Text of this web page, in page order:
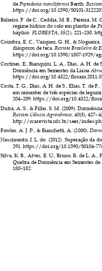
de Piptadenia moniliformis Benth.
https://doi.org/10.1590/S0101-
Balieiro, F. de C., Ceddia, M. B., Pereira, M.
regime hídrico do solo em plantio de
háplico. FLORESTA, 35(2), 221–230.
Coimbra, E. C., Vazquez, G. H., & Nogueira,
diásporos de teca. Revista Brasileira de
https://doi.org/10.1590/1807-1929/
Cortines, E., Bianquini, L. A., Dias, A. H. de
Dormência em Sementes da Liana
https://doi.org/10.4322/floram.2011
Costa, T. G., Dias, A. H. de S., Elias, T. de F.,
em sementes de três espécies de legumi
204–209. https://doi.org/10.4322/
Dutra, A. S., & Filho, S. M. (2009).
Revista Ciência Agronômica, 40(3), 427–
http://ccarevista.ufc.br/seer/index.ph
Fowler, A. J. P., & Bianchetti, A. (2000).
Nascimento, I. L. do. (2012). Superação da
291. https://doi.org/10.1590/S0104-
Silva, K. B., Alves, E. U., Bruno, R. de L. A.,
Quebra de Dormência em Sementes de
180–182.